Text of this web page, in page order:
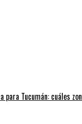
para Tucumán: cuáles